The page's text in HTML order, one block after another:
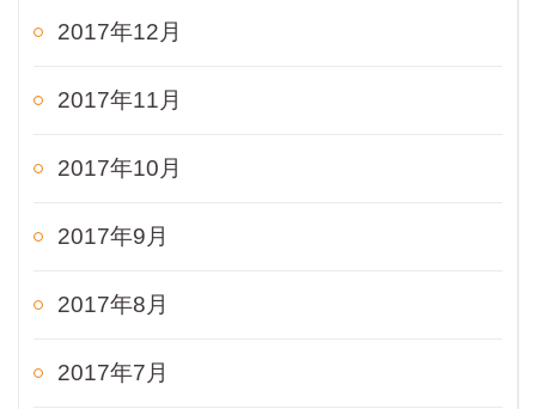
2017年12月
2017年11月
2017年10月
2017年9月
2017年8月
2017年7月